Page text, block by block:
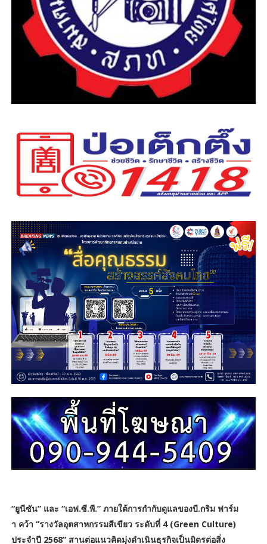
“ยูนีซัน” และ “เอฟ.ซี.พี.” ภายใต้การกำกับดูแลของบี.กริม ฟาร์ม
า คว้า “รางวัลอุตสาหกรรมสีเขียว ระดับที่ 4 (Green Culture)
ประจำปี 2568” สานต่อแนวคิดมุ่งดำเนินธุรกิจเป็นมิตรต่อสิ่ง